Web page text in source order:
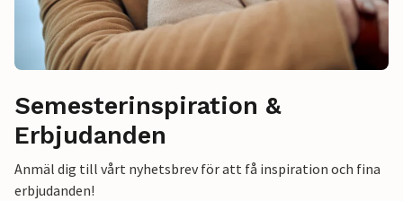
Semesterinspiration &
Erbjudanden
Anmäl dig till vårt nyhetsbrev för att få inspiration och fina
erbjudanden!